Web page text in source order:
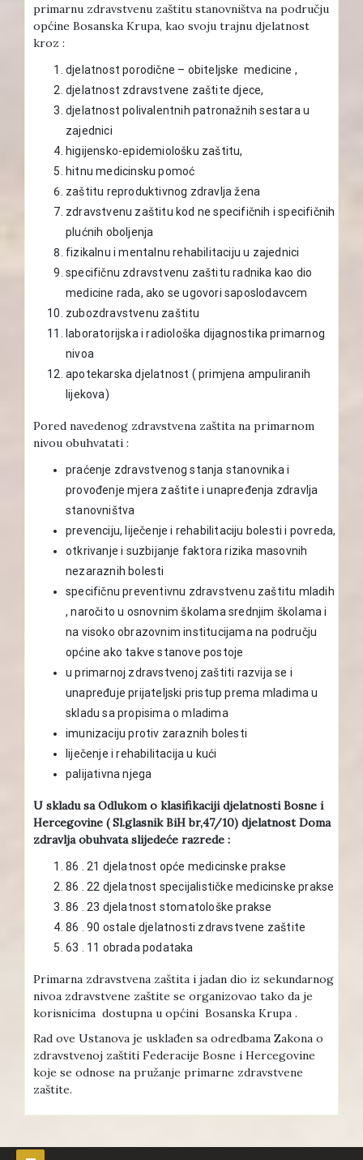
primarnu zdravstvenu zaštitu stanovništva na području
općine Bosanska Krupa, kao svoju trajnu djelatnost
kroz :
djelatnost porodične – obiteljske medicine ,
djelatnost zdravstvene zaštite djece,
djelatnost polivalentnih patronažnih sestara u
zajednici
higijensko-epidemiološku zaštitu,
hitnu medicinsku pomoć
zaštitu reproduktivnog zdravlja žena
zdravstvenu zaštitu kod ne specifičnih i specifičnih
plućnih oboljenja
fizikalnu i mentalnu rehabilitaciju u zajednici
specifičnu zdravstvenu zaštitu radnika kao dio
medicine rada, ako se ugovori saposlodavcem
zubozdravstvenu zaštitu
laboratorijska i radiološka dijagnostika primarnog
nivoa
apotekarska djelatnost ( primjena ampuliranih
lijekova)
Pored navedenog zdravstvena zaštita na primarnom
nivou obuhvatati :
praćenje zdravstvenog stanja stanovnika i
provođenje mjera zaštite i unapređenja zdravlja
stanovništva
prevenciju, liječenje i rehabilitaciju bolesti i povreda,
otkrivanje i suzbijanje faktora rizika masovnih
nezaraznih bolesti
specifičnu preventivnu zdravstvenu zaštitu mladih
, naročito u osnovnim školama srednjim školama i
na visoko obrazovnim institucijama na području
općine ako takve stanove postoje
u primarnoj zdravstvenoj zaštiti razvija se i
unapređuje prijateljski pristup prema mladima u
skladu sa propisima o mladima
imunizaciju protiv zaraznih bolesti
liječenje i rehabilitacija u kući
palijativna njega
U skladu sa Odlukom o klasifikaciji djelatnosti Bosne i
Hercegovine ( Sl.glasnik BiH br,47/10) djelatnost Doma
zdravlja obuhvata slijedeće razrede :
86 . 21 djelatnost opće medicinske prakse
86 . 22 djelatnost specijalističke medicinske prakse
86 . 23 djelatnost stomatološke prakse
86 . 90 ostale djelatnosti zdravstvene zaštite
63 . 11 obrada podataka
Primarna zdravstvena zaštita i jadan dio iz sekundarnog
nivoa zdravstvene zaštite se organizovao tako da je
korisnicima dostupna u općini Bosanska Krupa .
Rad ove Ustanova je usklađen sa odredbama Zakona o
zdravstvenoj zaštiti Federacije Bosne i Hercegovine
koje se odnose na pružanje primarne zdravstvene
zaštite.